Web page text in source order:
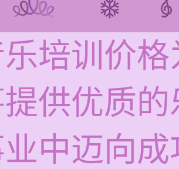
培训价
供优质
中迈向成